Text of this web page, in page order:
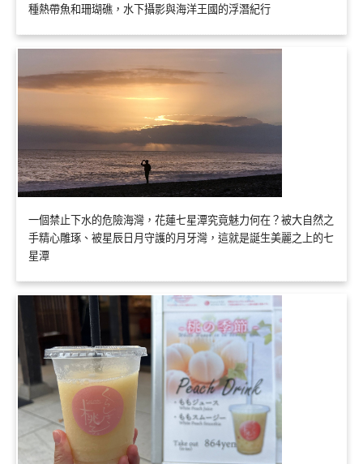
種熱帶魚和珊瑚礁，水下攝影與海洋王國的浮潛紀行
一個禁止下水的危險海灣，花蓮七星潭究竟魅力何在？被大自然之
手精心雕琢、被星辰日月守護的月牙灣，這就是誕生美麗之上的七
星潭